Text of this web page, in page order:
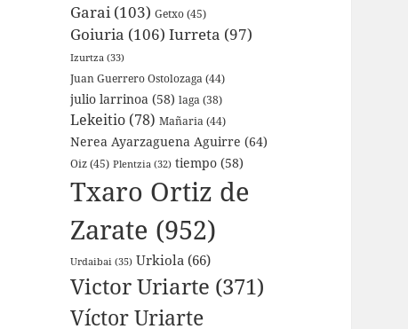
Garai(103) Getxo(45)
Goiuria (106) Iurreta (97)
Izurtza (33)
Juan Guerrero Ostolozaga(44)
julio larrinoa (58) laga (38)
Lekeitio (78) Mañaria(44)
Nerea Ayarzaguena Aguirre (64)
Oiz(45) Plentzia (32) tiempo (58)
Txaro Ortiz de
Zarate (952)
Urdaibai (35) Urkiola (66)
Victor Uriarte (371)
Víctor Uriarte